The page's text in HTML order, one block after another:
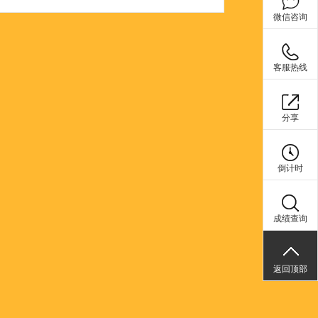
微信咨询
客服热线
分享
倒计时
成绩查询
返回顶部